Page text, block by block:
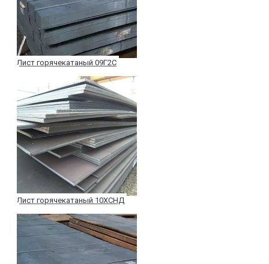
Лист горячекатаный 09Г2С
Лист горячекатаный 10ХСНД